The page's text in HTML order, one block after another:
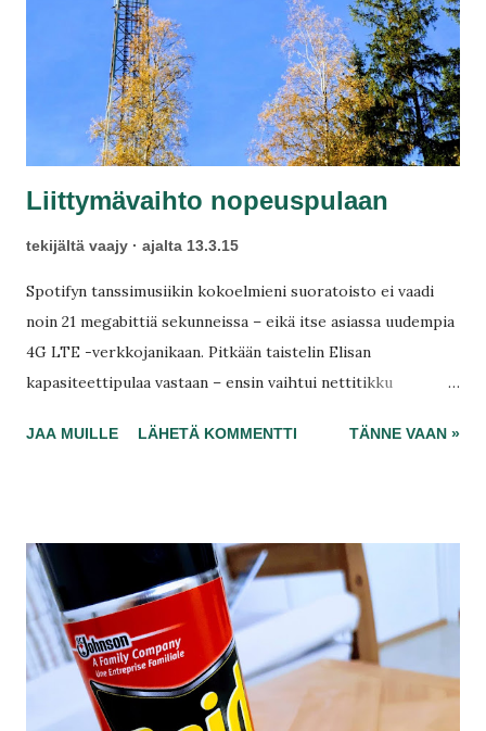
Liittymävaihto nopeuspulaan
tekijältä vaajy ajalta 13.3.15
Spotifyn tanssimusiikin kokoelmieni suoratoisto ei vaadi
noin 21 megabittiä sekunneissa – eikä itse asiassa uudempia
4G LTE -verkkojanikaan. Pitkään taistelin Elisan
kapasiteettipulaa vastaan – ensin vaihtui nettitikku
puheliittymäsi Elisalta. Mukana en todellakaan vietä aikojani
Vautsi vau, kivaa.
JAA MUILLE LÄHETÄ KOMMENTTI TÄNNE VAAN »